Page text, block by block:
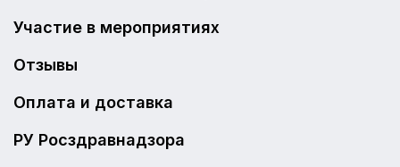
Участие в мероприятиях
Отзывы
Оплата и доставка
РУ Росздравнадзора